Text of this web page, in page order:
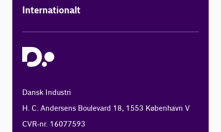
Internationalt
Dansk Industri
H. C. Andersens Boulevard 18, 1553 København V
CVR-nr. 16077593